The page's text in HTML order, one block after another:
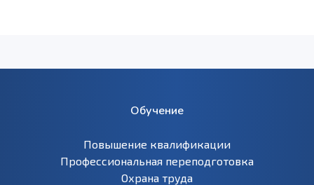
Обучение
Повышение квалификации
Профессиональная переподготовка
Охрана труда